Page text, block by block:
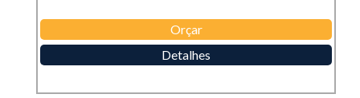
Orçar
Detalhes